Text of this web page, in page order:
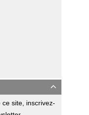

site, inscrivez-